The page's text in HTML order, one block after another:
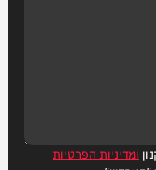
ומדיניות הפרטיות